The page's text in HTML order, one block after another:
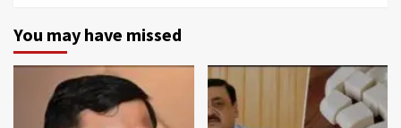
You may have missed